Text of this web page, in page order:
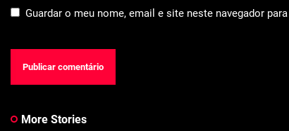
Guardar o meu nome, email e site neste navegador
More Stories